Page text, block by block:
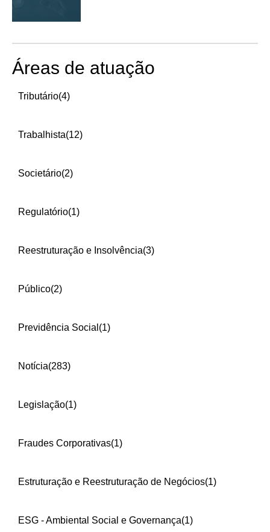
Áreas de atuação
Tributário(4)
Trabalhista(12)
Societário(2)
Regulatório(1)
Reestruturação e Insolvência(3)
Público(2)
Previdência Social (1)
Notícia(283)
Legislação(1)
Fraudes Corporativas(1)
Estruturação e Reestruturação de Negócios(1)
ESG - Ambiental Social e Governança(1)